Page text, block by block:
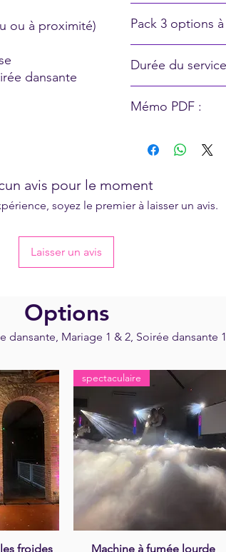
ou à proximité)
dansante
- Machine à fumée
- Vidéoprojecteur +
- Animation karaoké
- Canon à confetti
- Projecteur laser (100
Pack 3 options à
éclairage de salle,
600 €
Durée du
voirconditions
Mémo PDF :
avis pour le moment
soyez le premier à laisser un avis.
Laisser un avis
Options
Mariage 1 & 2, Soirée dansante
froides
Aperçu rapide
spectaculaire
Machine à fumée lourde